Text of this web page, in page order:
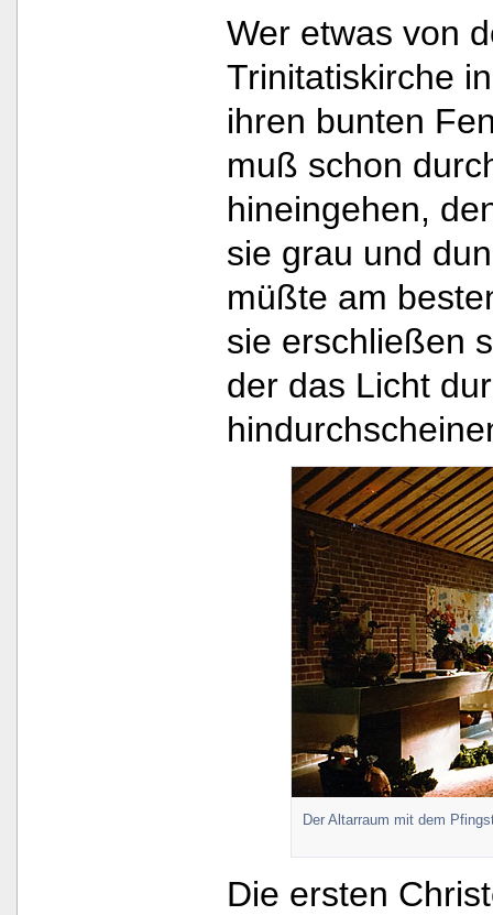
Wer etwas von
Trinitatiskirche
ihren bunten
muß schon
hineingehen,
sie grau und
müßte am
sie erschließen
der das Licht
Der Altarraum mit dem
Die ersten